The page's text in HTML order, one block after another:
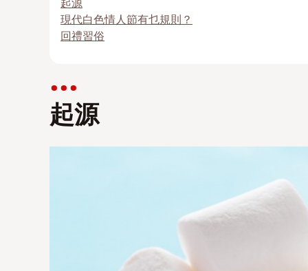
起源
現代白色情人節有乜規則？
回禮習俗
起源